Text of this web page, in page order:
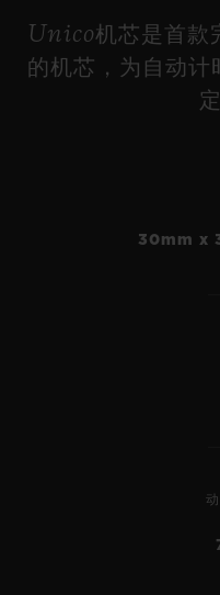
Unico机芯是首款
的机芯，为自动计
30mm x